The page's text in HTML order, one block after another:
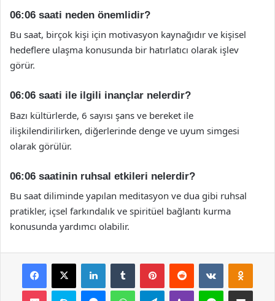
06:06 saati neden önemlidir?
Bu saat, birçok kişi için motivasyon kaynağıdır ve kişisel
hedeflere ulaşma konusunda bir hatırlatıcı olarak işlev
görür.
06:06 saati ile ilgili inançlar nelerdir?
Bazı kültürlerde, 6 sayısı şans ve bereket ile
ilişkilendirilirken, diğerlerinde denge ve uyum simgesi
olarak görülür.
06:06 saatinin ruhsal etkileri nelerdir?
Bu saat diliminde yapılan meditasyon ve dua gibi ruhsal
pratikler, içsel farkındalık ve spiritüel bağlantı kurma
konusunda yardımcı olabilir.
Facebook
X LinkedInTumblr PinterestReddit VKontakte
Pocket Skype MessengerWhatsAppTelegramViber Line E-Posta ile